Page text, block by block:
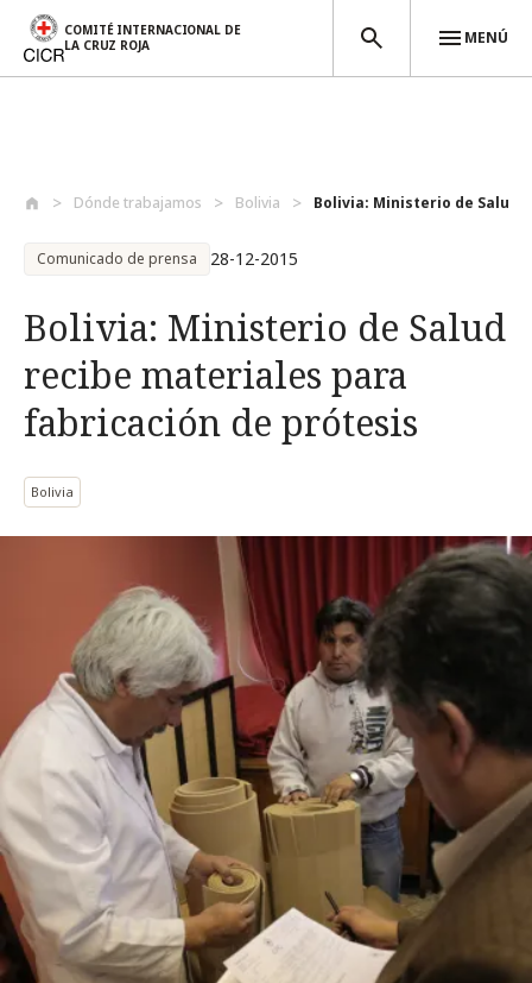
COMITÉ INTERNACIONAL DE
LA CRUZ ROJA
MENÚ
Dónde trabajamos Bolivia Bolivia: Ministerio de Salud
Comunicado de prensa 28-12-2015
Bolivia: Ministerio de Salud
recibe materiales para
fabricación de prótesis
Bolivia